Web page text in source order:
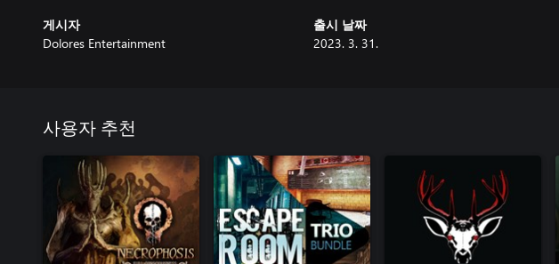
게시자
Dolores Entertainment
출시 날짜
2023. 3. 31.
사용자 추천